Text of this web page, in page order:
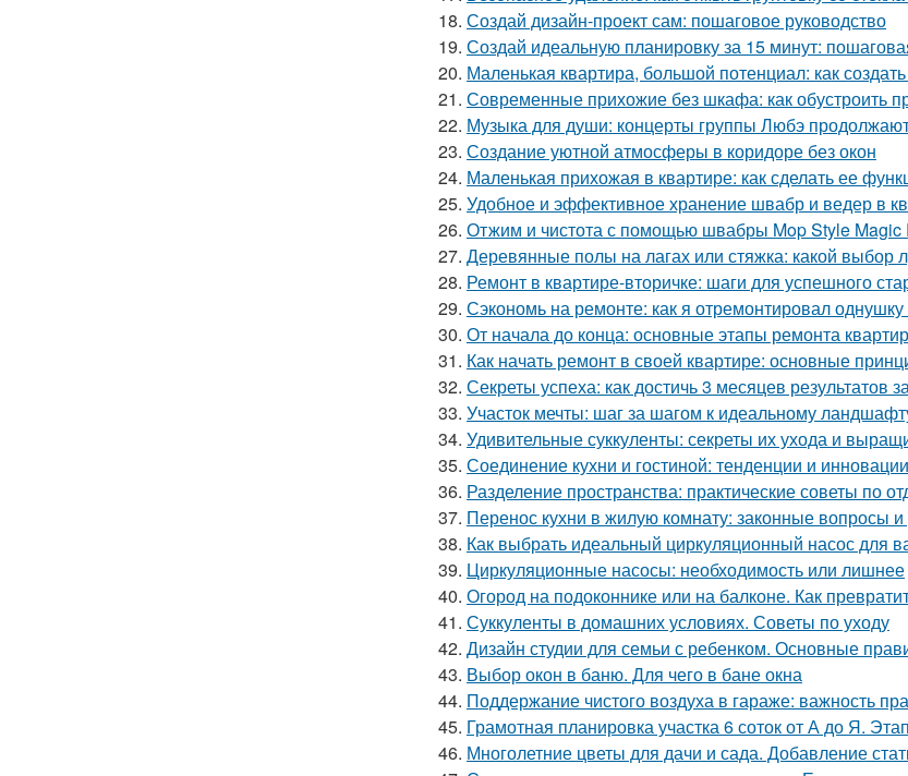
18. Создай дизайн-проект сам: пошаговое руководство
19. Создай идеальную планировку за 15 минут:
20. Маленькая квартира, большой потенциал: как
21. Современные прихожие без шкафа: как обустроить
22. Музыка для души: концерты группы Любэ
23. Создание уютной атмосферы в коридоре без окон
24. Маленькая прихожая в квартире: как сделать ее
25. Удобное и эффективное хранение швабр и ведер в
26. Отжим и чистота с помощью швабры Mop Style Magic
27. Деревянные полы на лагах или стяжка: какой выбор
28. Ремонт в квартире-вторичке: шаги для успешного
29. Сэкономь на ремонте: как я отремонтировал
30. От начала до конца: основные этапы ремонта
31. Как начать ремонт в своей квартире: основные
32. Секреты успеха: как достичь 3 месяцев результатов
33. Участок мечты: шаг за шагом к идеальному
34. Удивительные суккуленты: секреты их ухода и
35. Соединение кухни и гостиной: тенденции и
36. Разделение пространства: практические советы по
37. Перенос кухни в жилую комнату: законные вопросы
38. Как выбрать идеальный циркуляционный насос для
39. Циркуляционные насосы: необходимость или лишнее
40. Огород на подоконнике или на балконе. Как
41. Суккуленты в домашних условиях. Советы по уходу
42. Дизайн студии для семьи с ребенком. Основные
43. Выбор окон в баню. Для чего в бане окна
44. Поддержание чистого воздуха в гараже: важность
45. Грамотная планировка участка 6 соток от А до Я.
46. Многолетние цветы для дачи и сада. Добавление